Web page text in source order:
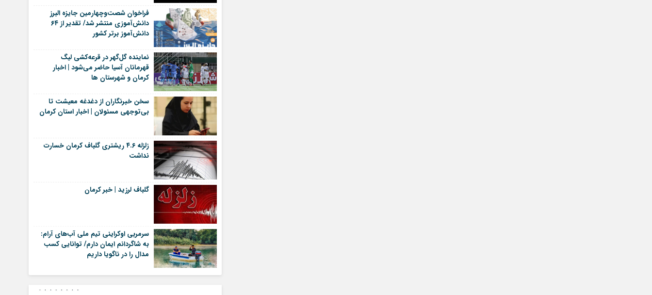
فراخوان شصت‌وچهارمین جایزه البرز
دانش‌آموزی منتشر شد/ تقدیر از ۶۴
دانش‌آموز برتر کشور
نماینده گل‌گهر در قرعه‌کشی لیگ
قهرمانان آسیا حاضر می‌شود | اخبار
کرمان و شهرستان ها
سخن خبرنگاران از دغدغه معیشت تا
بی‌توجهی مسئولان | اخبار استان کرمان
زلزله ۴.۶ ریشتری گلباف کرمان خسارت
نداشت
گلباف لرزید | خبر کرمان
سرمربی اوکراینی تیم ملی آب‌های آرام:
به شاگردانم ایمان دارم/ توانایی کسب
مدال را در ناگویا داریم